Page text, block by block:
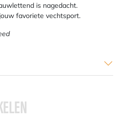
is nagedacht.
favoriete vechtsport.